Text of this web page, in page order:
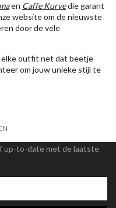
en Caffe Kurvedie garant
website om de nieuwste
door de vele
elke outfit net dat beetje
om jouw unieke stijl te
up-to-date met de laatste